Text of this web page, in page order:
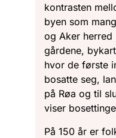
kontrasten
byen som
og Aker herred
gårdene,
hvor de første
bosatte seg,
på Røa og til
viser
På 150 år er